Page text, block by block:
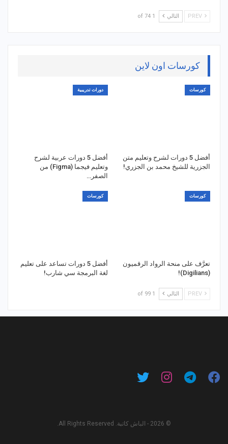
التالي 1 of 74
كورسات اون لاين
كورسات
أفضل 5 دورات لشرح وتعليم متن
الجزرية للشيخ محمد بن الجزري!
دورات تدريبية
أفضل 5 دورات عربية لشرح
وتعليم فيجما (Figma) من
الصفر…
كورسات
تعرَّف على منحة الرواد الرقميون
(Digilians)!
كورسات
أفضل 5 دورات تساعد على تعليم
لغة البرمجة سي شارب!
التالي 1 of 99
© 2026 - الباش كاتبة. All Rights Reserved.